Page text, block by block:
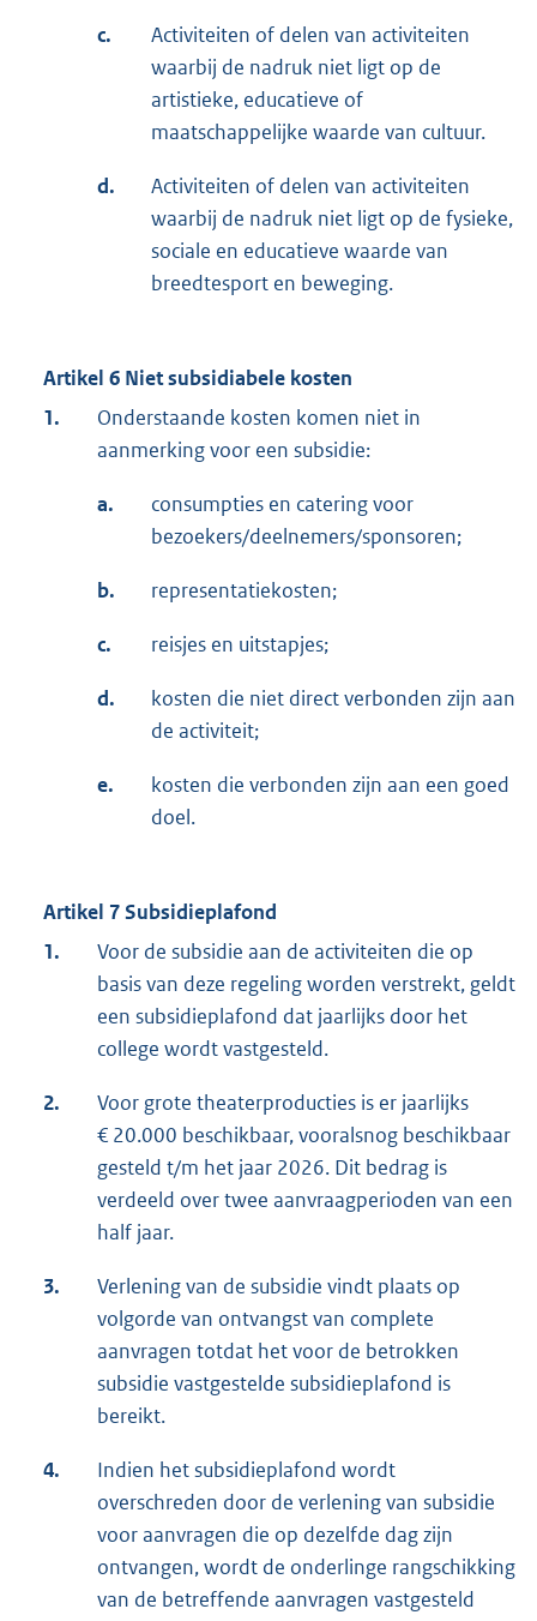
c.
Activiteiten of delen van activiteiten
waarbij de nadruk niet ligt op de
artistieke, educatieve of
maatschappelijke waarde van cultuur.
d.
Activiteiten of delen van activiteiten
waarbij de nadruk niet ligt op de fysieke,
sociale en educatieve waarde van
breedtesport en beweging.
Artikel 6 Niet subsidiabele kosten
1.
Onderstaande kosten komen niet in
aanmerking voor een subsidie:
a.
consumpties en catering voor
bezoekers/deelnemers/sponsoren;
b. representatiekosten;
c. reisjes en uitstapjes;
d.
kosten die niet direct verbonden zijn aan
de activiteit;
e.
kosten die verbonden zijn aan een goed
doel.
Artikel 7 Subsidieplafond
1.
Voor de subsidie aan de activiteiten die op
basis van deze regeling worden verstrekt, geldt
een subsidieplafond dat jaarlijks door het
college wordt vastgesteld.
2.
Voor grote theaterproducties is er jaarlijks
€ 20.000 beschikbaar, vooralsnog beschikbaar
gesteld t/m het jaar 2026. Dit bedrag is
verdeeld over twee aanvraagperioden van een
half jaar.
3.
Verlening van de subsidie vindt plaats op
volgorde van ontvangst van complete
aanvragen totdat het voor de betrokken
subsidie vastgestelde subsidieplafond is
bereikt.
4.
Indien het subsidieplafond wordt
overschreden door de verlening van subsidie
voor aanvragen die op dezelfde dag zijn
ontvangen, wordt de onderlinge rangschikking
van de betreffende aanvragen vastgesteld